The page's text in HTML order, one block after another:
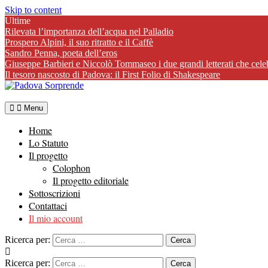
Skip to content
Ultime
Rilevata l’importanza dell’acqua nel Palladio
Prospero Alpini, il suo ritratto e il Caffè
Sandro Penna, poeta dell’eros
Giuseppe Barbieri e Niccolò Tommaseo i due grandi letterati che
Il tesoro nascosto di Padova: il First Folio di Shakespeare
Menu
Home
Lo Statuto
Il progetto
Colophon
Il progetto editoriale
Sottoscrizioni
Contattaci
Il mio account
Ricerca per:
Ricerca per: